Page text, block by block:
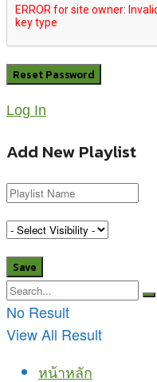
Log In
Add New Playlist
No Result
View All Result
หน้าหลัก